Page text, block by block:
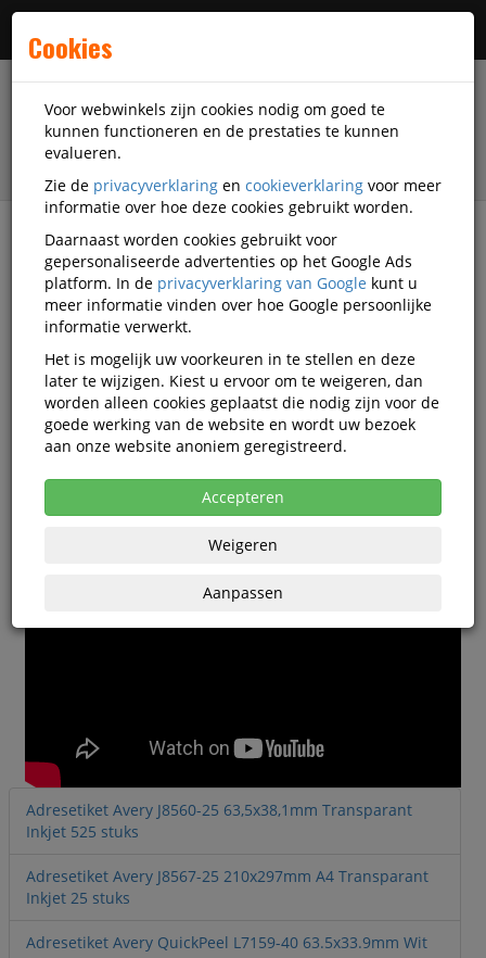
Alle categorieën
Transparante etiketten
Alle video's
Adresetiket Avery J8560-25 63,5x38,1mm Transparant
Inkjet 525 stuks
Adresetiket Avery J8567-25 210x297mm A4 Transparant
Inkjet 25 stuks
Adresetiket Avery QuickPeel L7159-40 63.5x33.9mm Wit
Cookies
Voor webwinkels zijn cookies nodig om goed te
kunnen functioneren en de prestaties te kunnen
evalueren.
Zie de privacyverklaring en cookieverklaring voor meer
informatie over hoe deze cookies gebruikt worden.
Daarnaast worden cookies gebruikt voor
gepersonaliseerde advertenties op het Google Ads
platform. In de privacyverklaring van Google kunt u
meer informatie vinden over hoe Google persoonlijke
informatie verwerkt.
Het is mogelijk uw voorkeuren in te stellen en deze
later te wijzigen. Kiest u ervoor om te weigeren, dan
worden alleen cookies geplaatst die nodig zijn voor de
goede werking van de website en wordt uw bezoek
aan onze website anoniem geregistreerd.
Accepteren
Weigeren
Aanpassen